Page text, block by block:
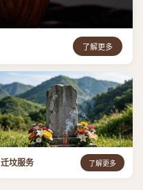
了解更多
迁坟服务 了解更多